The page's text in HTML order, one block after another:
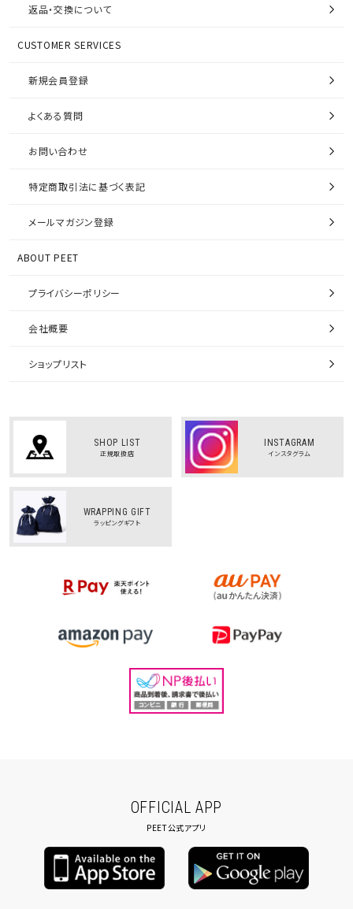
返品・交換について
CUSTOMER SERVICES
新規会員登録
よくある質問
お問い合わせ
特定商取引法に基づく表記
メールマガジン登録
ABOUT PEET
プライバシーポリシー
会社概要
ショップリスト
SHOP LIST
正規取扱店
INSTAGRAM
インスタグラム
WRAPPING GIFT
ラッピングギフト
OFFICIAL APP
PEET公式アプリ